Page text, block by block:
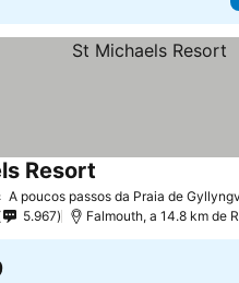
A poucos passos da Praia de
Resort
5.967 Falmouth, a 14.8 km de